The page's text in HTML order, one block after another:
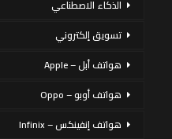
الذكاء الاصطناعي
تسويق إلكتروني
هواتف أبل – Apple
هواتف أوبو – Oppo
هواتف إنفينكس – Infinix